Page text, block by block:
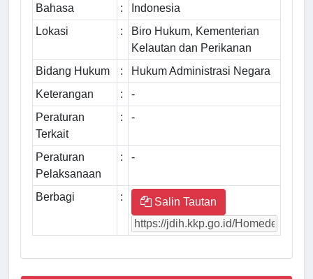
Bahasa :
Indonesia
Lokasi
:
Biro Hukum, Kementerian
Kelautan dan Perikanan
Bidang Hukum
:
Hukum Administrasi Negara
Keterangan
:
-
Peraturan
Terkait
: -
Peraturan
Pelaksanaan
: -
Berbagi : Salin Tautan